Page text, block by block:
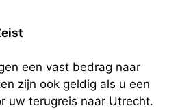
een vast bedrag naar
zijn ook geldig als u een
uw terugreis naar Utrecht.